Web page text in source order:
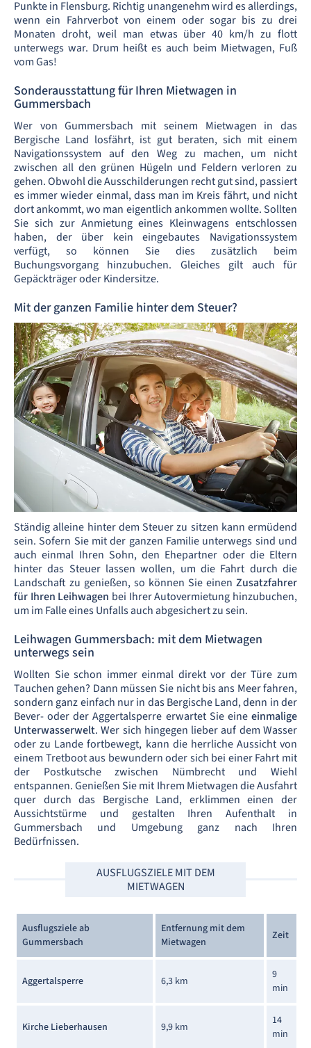
Punkte in Flensburg. Richtig unangenehm wird es allerdings,
wenn ein Fahrverbot von einem oder sogar bis zu drei
Monaten droht, weil man etwas über 40 km/h zu flott
unterwegs war. Drum heißt es auch beim Mietwagen, Fuß
vom Gas!
Sonderausstattung für Ihren Mietwagen in
Gummersbach
Wer von Gummersbach mit seinem Mietwagen in das
Bergische Land losfährt, ist gut beraten, sich mit einem
Navigationssystem auf den Weg zu machen, um nicht
zwischen all den grünen Hügeln und Feldern verloren zu
gehen. Obwohl die Ausschilderungen recht gut sind, passiert
es immer wieder einmal, dass man im Kreis fährt, und nicht
dort ankommt, wo man eigentlich ankommen wollte. Sollten
Sie sich zur Anmietung eines Kleinwagens entschlossen
haben, der über kein eingebautes Navigationssystem
verfügt, so können Sie dies zusätzlich beim
Buchungsvorgang hinzubuchen. Gleiches gilt auch für
Gepäckträger oder Kindersitze.
Mit der ganzen Familie hinter dem Steuer?
Ständig alleine hinter dem Steuer zu sitzen kann ermüdend
sein. Sofern Sie mit der ganzen Familie unterwegs sind und
auch einmal Ihren Sohn, den Ehepartner oder die Eltern
hinter das Steuer lassen wollen, um die Fahrt durch die
Landschaft zu genießen, so können Sie einen Zusatzfahrer
für Ihren Leihwagen bei Ihrer Autovermietung hinzubuchen,
um im Falle eines Unfalls auch abgesichert zu sein.
Leihwagen Gummersbach: mit dem Mietwagen
unterwegs sein
Wollten Sie schon immer einmal direkt vor der Türe zum
Tauchen gehen? Dann müssen Sie nicht bis ans Meer fahren,
sondern ganz einfach nur in das Bergische Land, denn in der
Bever- oder der Aggertalsperre erwartet Sie eine einmalige
Unterwasserwelt. Wer sich hingegen lieber auf dem Wasser
oder zu Lande fortbewegt, kann die herrliche Aussicht von
einem Tretboot aus bewundern oder sich bei einer Fahrt mit
der Postkutsche zwischen Nümbrecht und Wiehl
entspannen. Genießen Sie mit Ihrem Mietwagen die Ausfahrt
quer durch das Bergische Land, erklimmen einen der
Aussichtstürme und gestalten Ihren Aufenthalt in
Gummersbach und Umgebung ganz nach Ihren
Bedürfnissen.
AUSFLUGSZIELE MIT DEM
MIETWAGEN
Ausflugsziele ab
Gummersbach
Entfernung mit dem
Mietwagen
Zeit
Aggertalsperre 6,3 km
9
min
Kirche Lieberhausen 9,9 km
14
min